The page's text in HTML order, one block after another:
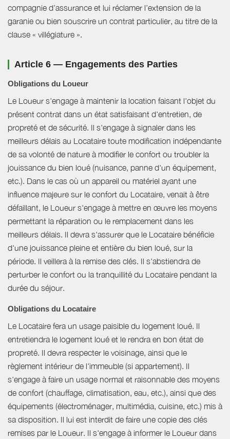
compagnie d’assurance et lui réclamer l’extension de la
garanie ou bien souscrire un contrat particulier, au titre de la
clause « villégiature ».
Article 6 — Engagements des Parties
Obligations du Loueur
Le Loueur s'engage à maintenir la location faisant l'objet du
présent contrat dans un état satisfaisant d'entretien, de
propreté et de sécurité. Il s'engage à signaler dans les
meilleurs délais au Locataire toute modification indépendante
de sa volonté de nature à modifier le confort ou troubler la
jouissance du bien loué (nuisance, panne d'un équipement,
etc.). Dans le cas où un appareil ou matériel ayant une
influence majeure sur le confort du Locataire, venait à être
défaillant, le Loueur s'engage à mettre en œuvre les moyens
permettant la réparation ou le remplacement dans les
meilleurs délais. Il devra s'assurer que le Locataire bénéficie
d'une jouissance pleine et entière du bien loué, sur la
période. Il veillera à la remise des clés. Il s'abstiendra de
perturber le confort ou la tranquillité du Locataire pendant la
durée du séjour.
Obligations du Locataire
Le Locataire fera un usage paisible du logement loué. Il
entretiendra le logement loué et le rendra en bon état de
propreté. Il devra respecter le voisinage, ainsi que le
règlement intérieur de l'immeuble (si appartement). Il
s'engage à faire un usage normal et raisonnable des moyens
de confort (chauffage, climatisation, eau, etc.), ainsi que des
équipements (électroménager, multimédia, cuisine, etc.) mis à
sa disposition. Il lui est interdit de faire une copie des clés
remises par le Loueur. Il s'engage à informer le Loueur dans